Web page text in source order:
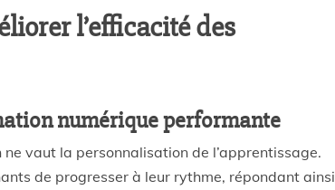
l’efficacité des
numérique performante
vaut la personnalisation de l’apprentissage.
de progresser à leur rythme, répondant ainsi